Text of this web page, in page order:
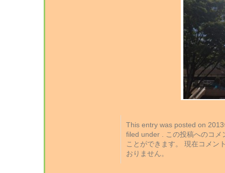
This entry was posted on
filed under . この投稿へのコ
ことができます。 現在コメン
おりません。